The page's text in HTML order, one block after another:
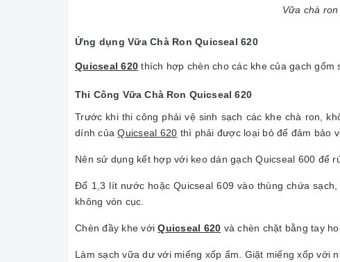
Vữa chà
Ứng dụng Vữa Chà Ron Quicseal 620
Quicseal 620 thích hợp chèn cho các khe của gạch
Thi Công Vữa Chà Ron Quicseal 620
Trước khi thi công phải vệ sinh sạch các khe chà ron,
dính củaQuicseal 620 thì phải được loại bỏ để đảm bảo
Nên sử dụng kết hợp với keo dán gạch Quicseal 600 để
Đổ 1,3 lít nước hoặc Quicseal 609 vào thùng chứa
không vón cục.
Chèn đầy khe vớiQuicseal 620 và chèn chặt bằng tay
Làm sạch vữa dư với miếng xốp ẩm. Giặt miếng xốp với